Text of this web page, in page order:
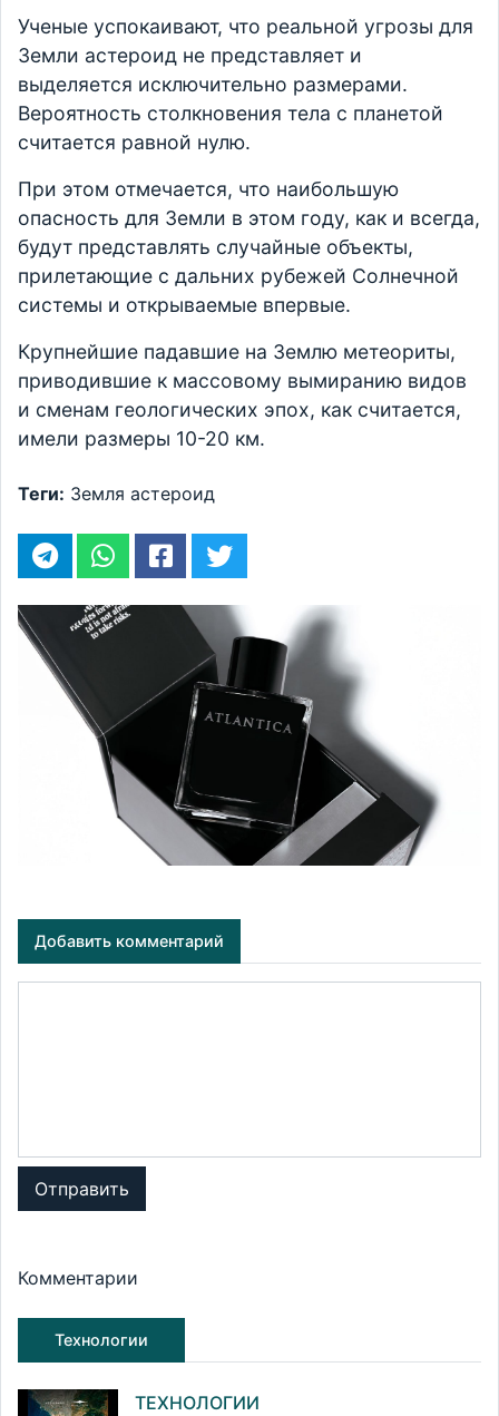
Ученые успокаивают, что реальной угрозы для
Земли астероид не представляет и
выделяется исключительно размерами.
Вероятность столкновения тела с планетой
считается равной нулю.
При этом отмечается, что наибольшую
опасность для Земли в этом году, как и всегда,
будут представлять случайные объекты,
прилетающие с дальних рубежей Солнечной
системы и открываемые впервые.
Крупнейшие падавшие на Землю метеориты,
приводившие к массовому вымиранию видов
и сменам геологических эпох, как считается,
имели размеры 10-20 км.
Теги: Земля астероид
Добавить комментарий
Отправить
Комментарии
Технологии
ТЕХНОЛОГИИ